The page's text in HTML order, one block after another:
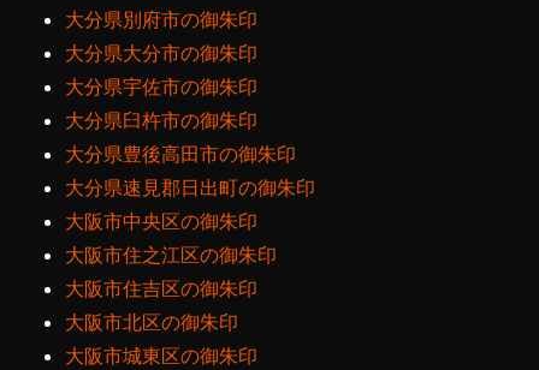
大分県別府市の御朱印
大分県大分市の御朱印
大分県宇佐市の御朱印
大分県臼杵市の御朱印
大分県豊後高田市の御朱印
大分県速見郡日出町の御朱印
大阪市中央区の御朱印
大阪市住之江区の御朱印
大阪市住吉区の御朱印
大阪市北区の御朱印
大阪市城東区の御朱印